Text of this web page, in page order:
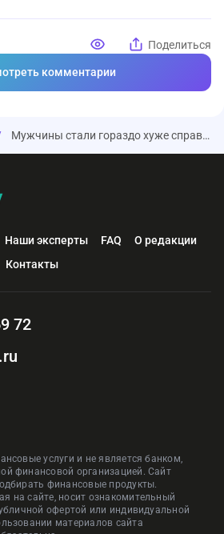
Поделиться
комментарии
Мужчины стали гораздо хуже справляться с долгами
Наши эксперты FAQ
О редакции
Контакты
услуги и не является банком,
финансовой организацией. Сайт
финансовые продукты.
на сайте, носит ознакомительный
офертой или индивидуальной
материалов сайта
72